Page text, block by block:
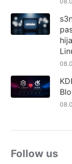
Follow us